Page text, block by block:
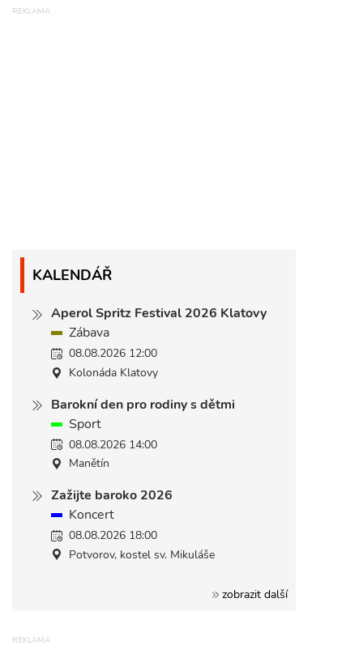
KALENDÁŘ
Aperol Spritz Festival 2026 Klatovy
Zábava
08.08.2026 12:00
Kolonáda Klatovy
Barokní den pro rodiny s dětmi
Sport
08.08.2026 14:00
Manětín
Zažijte baroko 2026
Koncert
08.08.2026 18:00
Potvorov, kostel sv. Mikuláše
zobrazit další